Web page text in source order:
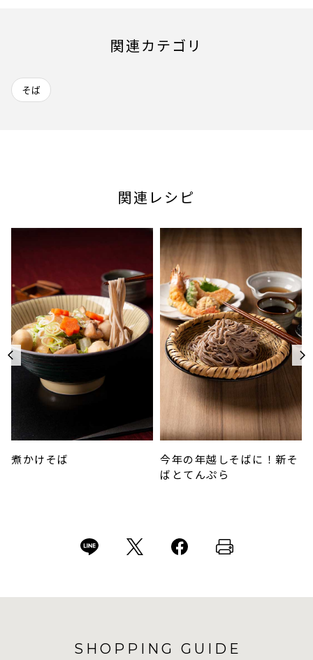
関連カテゴリ
そば
関連レシピ
煮かけそば
今年の年越しそばに！新そ
ばとてんぷら
SHOPPING GUIDE